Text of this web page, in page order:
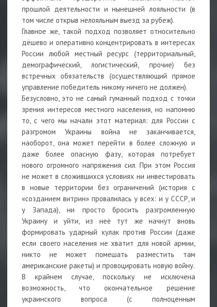
прошлой деятельности и нынешней лояльности (в
том числе открыв нелояльным выезд за рубеж).
Главное же, такой подход позволяет относительно
дёшево и оперативно концентрировать в интересах
России любой местный ресурс (территориальный,
демографический, логистический, прочие) без
встречных обязательств (осуществляющий прямое
управление победитель никому ничего не должен).
Безусловно, это не самый гуманный подход с точки
зрения интересов местного населения, но напомню
то, с чего мы начали этот материал: для России с
разгромом Украины война не заканчивается,
наоборот, она может перейти в более сложную и
даже более опасную фазу, которая потребует
нового огромного напряжения сил. При этом Россия
не может в сложившихся условиях ни инвестировать
в новые территории без ограничений (история с
«созданием витрин» провалилась у всех: и у СССР, и
у Запада), ни просто бросить разгромленную
Украину и уйти, из неё тут же начнут вновь
формировать ударный кулак против России (даже
если своего населения не хватит для новой армии,
никто не может помешать разместить там
американские ракеты) и провоцировать новую войну.
В крайнем случае, поскольку не исключена
возможность, что окончательное решение
украинского вопроса (с полноценным